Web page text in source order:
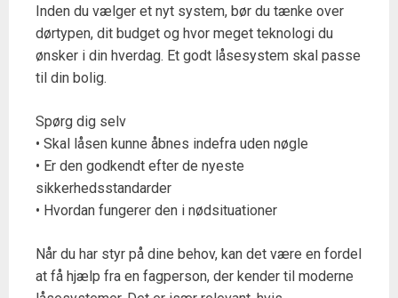
Inden du vælger et nyt system, bør du tænke over
dørtypen, dit budget og hvor meget teknologi du
ønsker i din hverdag. Et godt låsesystem skal passe
til din bolig.
Spørg dig selv
• Skal låsen kunne åbnes indefra uden nøgle
• Er den godkendt efter de nyeste
sikkerhedsstandarder
• Hvordan fungerer den i nødsituationer
Når du har styr på dine behov, kan det være en fordel
at få hjælp fra en fagperson, der kender til moderne